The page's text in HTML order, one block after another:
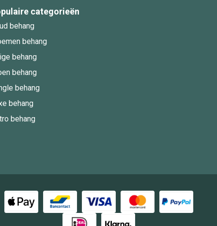
categorieën
behang
behang
behang
behang
behang
behang
behang